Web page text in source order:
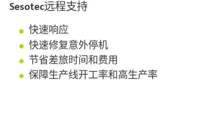
Sesotec远程支持
快速响应
快速修复意外停机
节省差旅时间和费用
保障生产线开工率和高生产率